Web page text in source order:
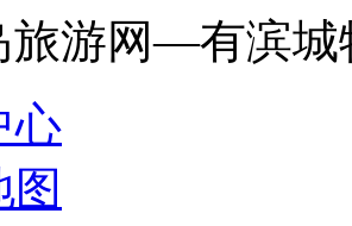
旅游网—有滨城
心
图